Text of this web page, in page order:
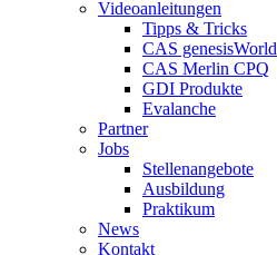
Videoanleitungen
Tipps & Tricks
CAS genesisWorld
CAS Merlin CPQ
GDI Produkte
Evalanche
Partner
Jobs
Stellenangebote
Ausbildung
Praktikum
News
Kontakt